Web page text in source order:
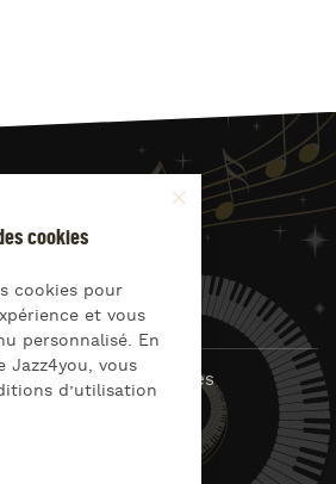
Tous droits réservés
cookies
cookies pour
et vous
personnalisé. En
Jazz4you, vous
d’utilisation